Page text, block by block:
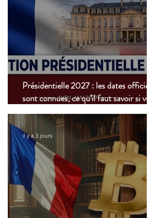
Présidentielle 2027 : les dates officielles
sont connues, ce qu’il faut savoir si vous
vivez à l’étranger
il y a 3 jours